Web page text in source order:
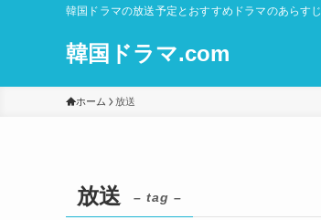
韓国ドラマの放送予定とおすすめドラマのあらすじ
韓国ドラマ.com
ホーム 放送
放送 – tag –